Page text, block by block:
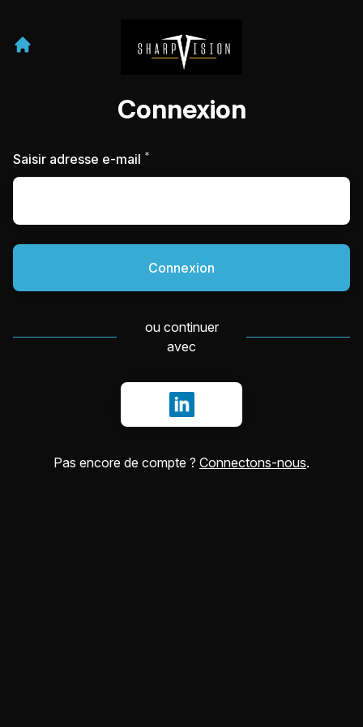
Connexion
Saisir adresse e-mail *
Connexion
ou continuer
avec
Se connecter avec LinkedIn
Pas encore de compte ? Connectons-nous.